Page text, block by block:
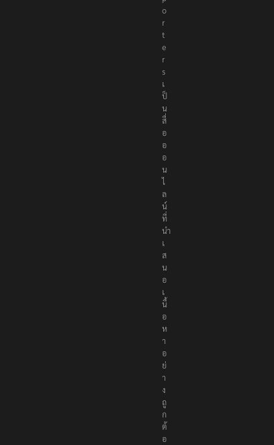
o
r
t
e
r
s
เ
ป็
น
สื่
อ
อ
อ
น
ไ
ล
น์
ที่
นำ
เ
ส
น
อ
เ
นื้
อ
ห
า
อ
ย่
า
ง
ถู
ก
ต้
อ